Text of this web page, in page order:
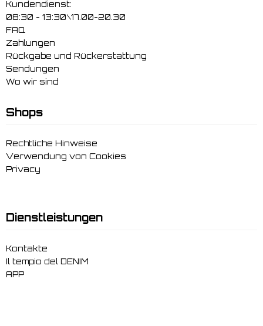
Kundendienst:
08:30 - 13:30\17.00-20.30
FAQ
Zahlungen
Rückgabe und Rückerstattung
Sendungen
Wo wir sind
Shops
Rechtliche Hinweise
Verwendung von Cookies
Privacy
Dienstleistungen
Kontakte
Il tempio del DENIM
APP